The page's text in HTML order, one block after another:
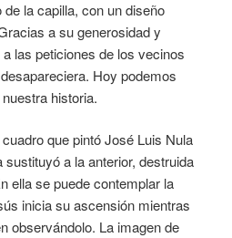
la capilla, con un diseño
a su generosidad y
las peticiones de los vecinos
Hoy podemos
historia.
que pintó José Luis Nula
a la anterior, destruida
ella se puede contemplar la
inicia su ascensión mientras
observándolo. La imagen de